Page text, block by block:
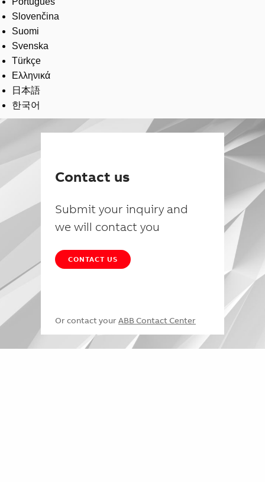
Slovenčina
Suomi
Svenska
Türkçe
Ελληνικά
日本語
한국어
Contact us
Submit your inquiry and
we will contact you
CONTACT US
Or contact your ABB Contact Center